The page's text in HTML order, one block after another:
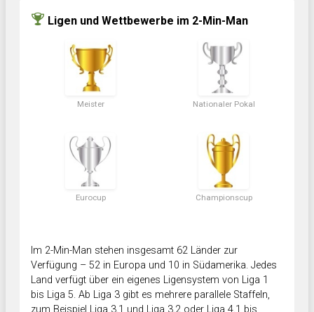
Ligen und Wettbewerbe im 2-Min-Man
Meister Nationaler Pokal
Eurocup Championscup
Im 2-Min-Man stehen insgesamt 62 Länder zur
Verfügung – 52 in Europa und 10 in Südamerika. Jedes
Land verfügt über ein eigenes Ligensystem von Liga 1
bis Liga 5. Ab Liga 3 gibt es mehrere parallele Staffeln,